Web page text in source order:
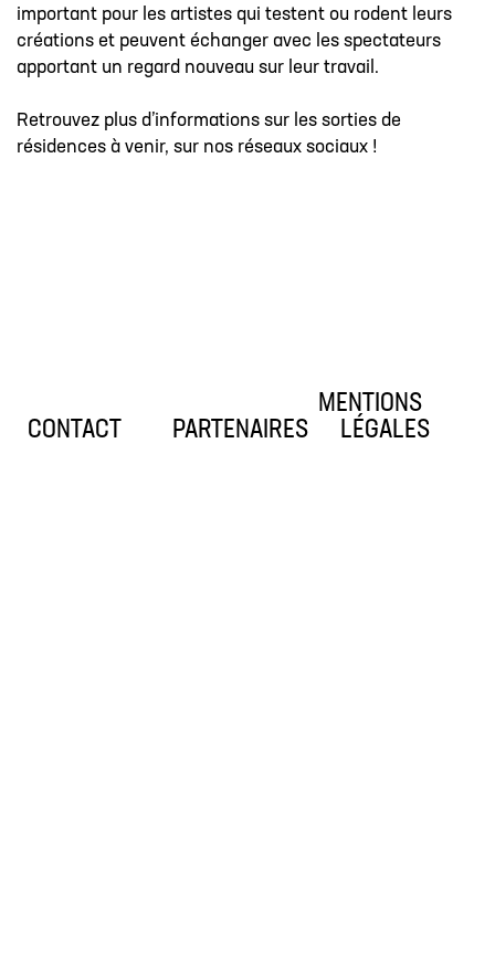
important pour les artistes qui testent ou rodent leurs
créations et peuvent échanger avec les spectateurs
apportant un regard nouveau sur leur travail.
Retrouvez plus d’informations sur les sorties de
résidences à venir, sur nos réseaux sociaux !
CONTACT PARTENAIRES
MENTIONS
LÉGALES